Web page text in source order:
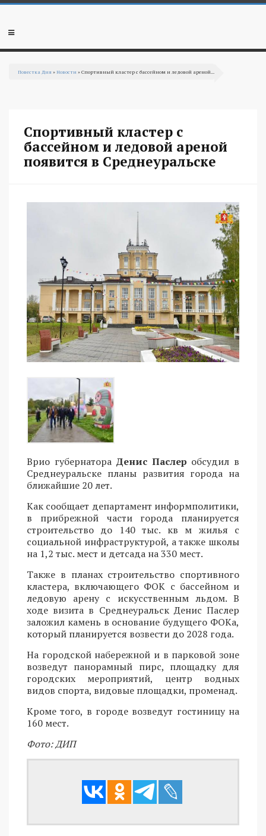
Перейти к основному содержанию
Мобильное
Повестка Дня »Новости » Спортивный кластер с бассейном и ледовой ареной...
Спортивный кластер с
бассейном и ледовой ареной
появится в Среднеуральске
Врио губернатораДенис Паслер обсудил в
Среднеуральске планы развития города на
ближайшие 20 лет.
Как сообщает департамент информполитики,
в прибрежной части города планируется
строительство до 140 тыс. кв м жилья с
социальной инфраструктурой, а также школы
на 1,2 тыс. мест и детсада на 330 мест.
Также в планах строительство спортивного
кластера, включающего ФОК с бассейном и
ледовую арену с искусственным льдом. В
ходе визита в Среднеуральск Денис Паслер
заложил камень в основание будущего ФОКа,
который планируется возвести до 2028 года.
На городской набережной и в парковой зоне
возведут панорамный пирс, площадку для
городских мероприятий, центр водных
видов спорта, видовые площадки, променад.
Кроме того, в городе возведут гостиницу на
160 мест.
Фото: ДИП